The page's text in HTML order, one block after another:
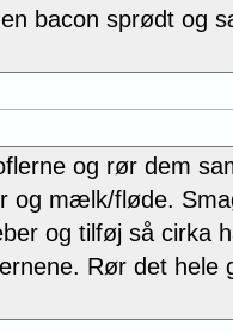
bacon sprødt og
og rør dem
og mælk/fløde.
og tilføj så cirka
Rør det hele